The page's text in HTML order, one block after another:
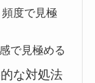
度で見極
で見極める
な対処法